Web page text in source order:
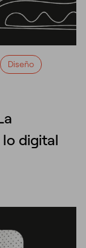
Diseño
digital